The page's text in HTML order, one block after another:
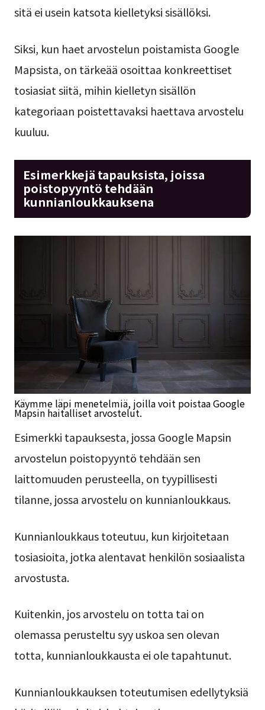
sitä ei usein katsota kielletyksi sisällöksi.
Siksi, kun haet arvostelun poistamista Google
Mapsista, on tärkeää osoittaa konkreettiset
tosiasiat siitä, mihin kielletyn sisällön
kategoriaan poistettavaksi haettava arvostelu
kuuluu.
Esimerkkejä tapauksista, joissa
poistopyyntö tehdään
kunnianloukkauksena
Käymme läpi menetelmiä, joilla voit poistaa Google
Mapsin haitalliset arvostelut.
Esimerkki tapauksesta, jossa Google Mapsin
arvostelun poistopyyntö tehdään sen
laittomuuden perusteella, on tyypillisesti
tilanne, jossa arvostelu on kunnianloukkaus.
Kunnianloukkaus toteutuu, kun kirjoitetaan
tosiasioita, jotka alentavat henkilön sosiaalista
arvostusta.
Kuitenkin, jos arvostelu on totta tai on
olemassa perusteltu syy uskoa sen olevan
totta, kunnianloukkausta ei ole tapahtunut.
Kunnianloukkauksen toteutumisen edellytyksiä